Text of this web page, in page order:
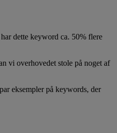
dette keyword ca. 50% flere
vi overhovedet stole på noget af
eksempler på keywords, der